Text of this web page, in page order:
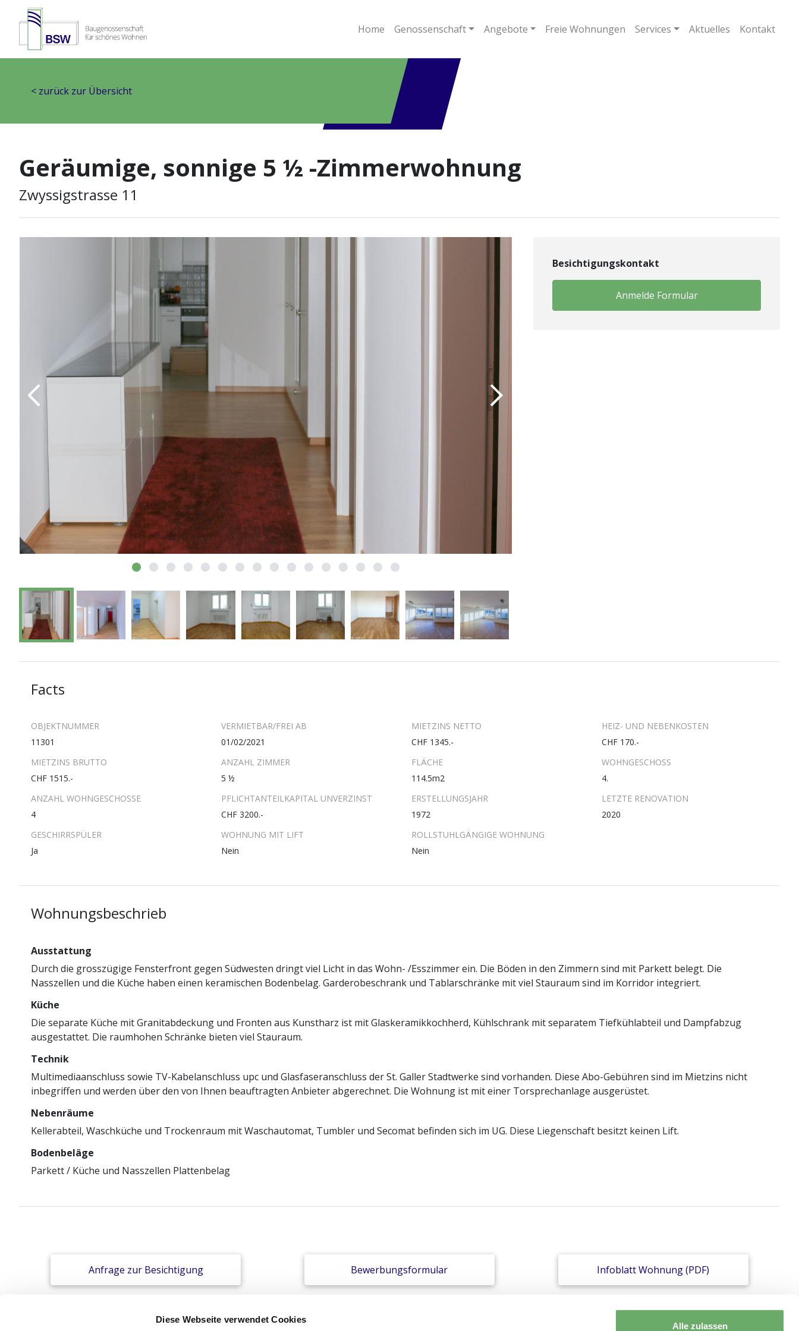
Diese Webseite verwendet Cookies
Alle zulassen
Home Genossenschaft Angebote Freie Wohnungen Services Aktuelles Kontakt
< zurück zur Übersicht
Geräumige, sonnige 5 ½ -Zimmerwohnung
Zwyssigstrasse 11
Besichtigungskontakt
Anmelde Formular
Facts
OBJEKTNUMMER
11301
VERMIETBAR/FREI AB
01/02/2021
MIETZINS NETTO
CHF 1345.-
HEIZ- UND NEBENKOSTEN
CHF 170.-
MIETZINS BRUTTO
CHF 1515.-
ANZAHL ZIMMER
5 ½
FLÄCHE
114.5m2
WOHNGESCHOSS
4.
ANZAHL WOHNGESCHOSSE
4
PFLICHTANTEILKAPITAL UNVERZINST
CHF 3200.-
ERSTELLUNGSJAHR
1972
LETZTE RENOVATION
2020
GESCHIRRSPÜLER
Ja
WOHNUNG MIT LIFT
Nein
ROLLSTUHLGÄNGIGE WOHNUNG
Nein
Wohnungsbeschrieb
Ausstattung
Durch die grosszügige Fensterfront gegen Südwesten dringt viel Licht in das Wohn- /Esszimmer ein. Die Böden in den Zimmern sind mit Parkett belegt. Die
Nasszellen und die Küche haben einen keramischen Bodenbelag. Garderobeschrank und Tablarschränke mit viel Stauraum sind im Korridor integriert.
Küche
Die separate Küche mit Granitabdeckung und Fronten aus Kunstharz ist mit Glaskeramikkochherd, Kühlschrank mit separatem Tiefkühlabteil und Dampfabzug
ausgestattet. Die raumhohen Schränke bieten viel Stauraum.
Technik
Multimediaanschluss sowie TV-Kabelanschluss upc und Glasfaseranschluss der St. Galler Stadtwerke sind vorhanden. Diese Abo-Gebühren sind im Mietzins nicht
inbegriffen und werden über den von Ihnen beauftragten Anbieter abgerechnet. Die Wohnung ist mit einer Torsprechanlage ausgerüstet.
Nebenräume
Kellerabteil, Waschküche und Trockenraum mit Waschautomat, Tumbler und Secomat befinden sich im UG. Diese Liegenschaft besitzt keinen Lift.
Bodenbeläge
Parkett / Küche und Nasszellen Plattenbelag
Anfrage zur Besichtigung Bewerbungsformular Infoblatt Wohnung (PDF)